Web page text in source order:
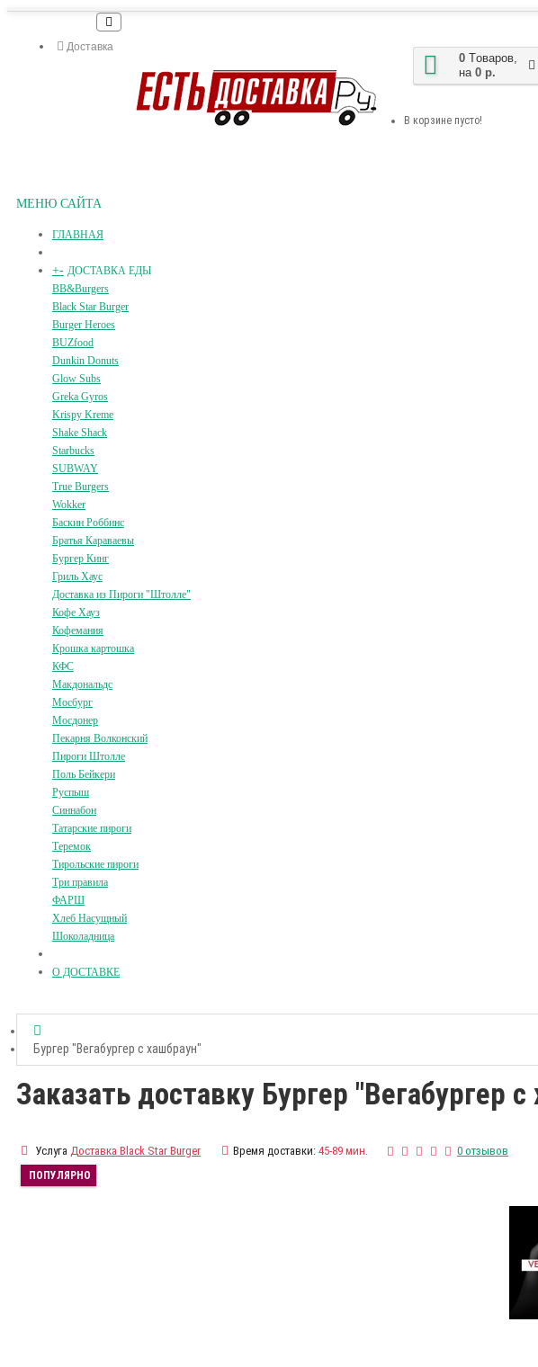
Доставка
0 Tоваров,
на 0 р.
В корзине пусто!
МЕНЮ САЙТА
ГЛАВНАЯ
+- ДОСТАВКА ЕДЫ
BB&Burgers
Black Star Burger
Burger Heroes
BUZfood
Dunkin Donuts
Glow Subs
Greka Gyros
Krispy Kreme
Shake Shack
Starbucks
SUBWAY
True Burgers
Wokker
Баскин Роббинс
Братья Караваевы
Бургер Кинг
Гриль Хаус
Доставка из Пироги "Штолле"
Кофе Хауз
Кофемания
Крошка картошка
КФС
Макдональдс
Мосбург
Мосдонер
Пекарня Волконский
Пироги Штолле
Поль Бейкери
Руспыш
Синнабон
Татарские пироги
Теремок
Тирольские пироги
Три правила
ФАРШ
Хлеб Насущный
Шоколадница
О ДОСТАВКЕ
Бургер "Вегабургер с хашбраун"
Заказать доставку Бургер "Вегабургер
Услуга Доставка Black Star Burger Время доставки: 45-89 мин. 0 отзывов
ПОПУЛЯРНО